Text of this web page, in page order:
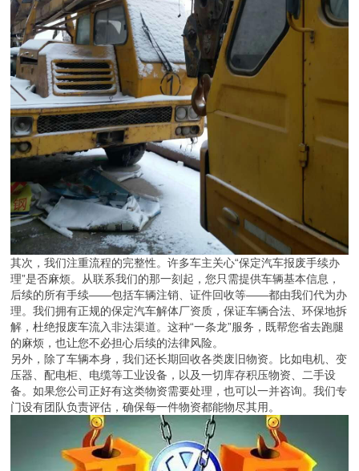
其次，我们注重流程的完整性。许多车主关心“保定汽车报废手续办
理”是否麻烦。从联系我们的那一刻起，您只需提供车辆基本信息，
后续的所有手续——包括车辆注销、证件回收等——都由我们代为办
理。我们拥有正规的保定汽车解体厂资质，保证车辆合法、环保地拆
解，杜绝报废车流入非法渠道。这种“一条龙”服务，既帮您省去跑腿
的麻烦，也让您不必担心后续的法律风险。
另外，除了车辆本身，我们还长期回收各类废旧物资。比如电机、变
压器、配电柜、电缆等工业设备，以及一切库存积压物资、二手设
备。如果您公司正好有这类物资需要处理，也可以一并咨询。我们专
门设有团队负责评估，确保每一件物资都能物尽其用。